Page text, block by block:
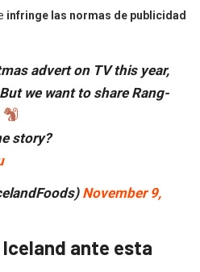
infringe las normas de publicidad
advert on TV this year,
we want to share Rang-
story?
November 9,
ante esta